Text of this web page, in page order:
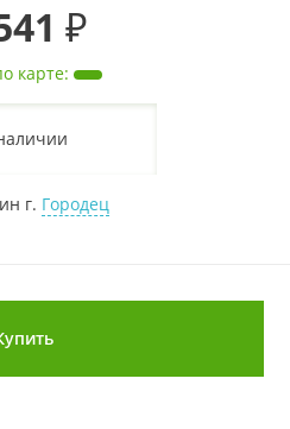
₽
карте:
г. Городец